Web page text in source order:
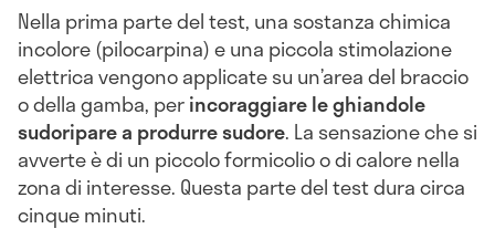
Nella prima parte del test, una sostanza chimica
incolore (pilocarpina) e una piccola stimolazione
elettrica vengono applicate su un’area del braccio
o della gamba, perincoraggiare le ghiandole
sudoripare a produrre sudore. La sensazione che si
avverte è di un piccolo formicolio o di calore nella
zona di interesse. Questa parte del test dura circa
cinque minuti.